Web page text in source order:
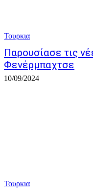
Τουρκια
Παρουσίασε τις
Φενέρμπαχτσε
10/09/2024
Τουρκια